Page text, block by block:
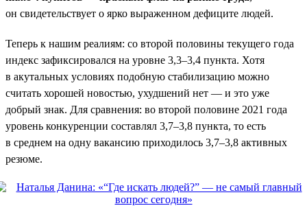
он свидетельствует о ярко выраженном дефиците людей.
Теперь к нашим реалиям: со второй половины текущего года
индекс зафиксировался на уровне 3,3–3,4 пункта. Хотя
в акутальных условиях подобную стабилизацию можно
считать хорошей новостью, ухудшений нет — и это уже
добрый знак. Для сравнения: во второй половине 2021 года
уровень конкуренции составлял 3,7–3,8 пункта, то есть
в среднем на одну вакансию приходилось 3,7–3,8 активных
резюме.